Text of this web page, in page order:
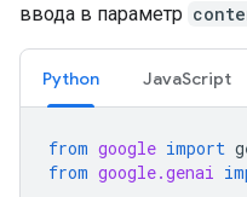
ввода в параметр
Python JavaScript
from google import
from google.genai